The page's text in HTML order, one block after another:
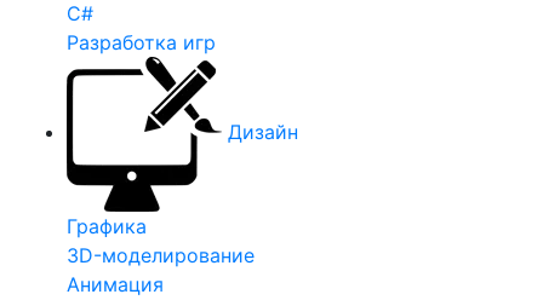
C#
Разработка игр
Дизайн
Графика
3D-моделирование
Анимация